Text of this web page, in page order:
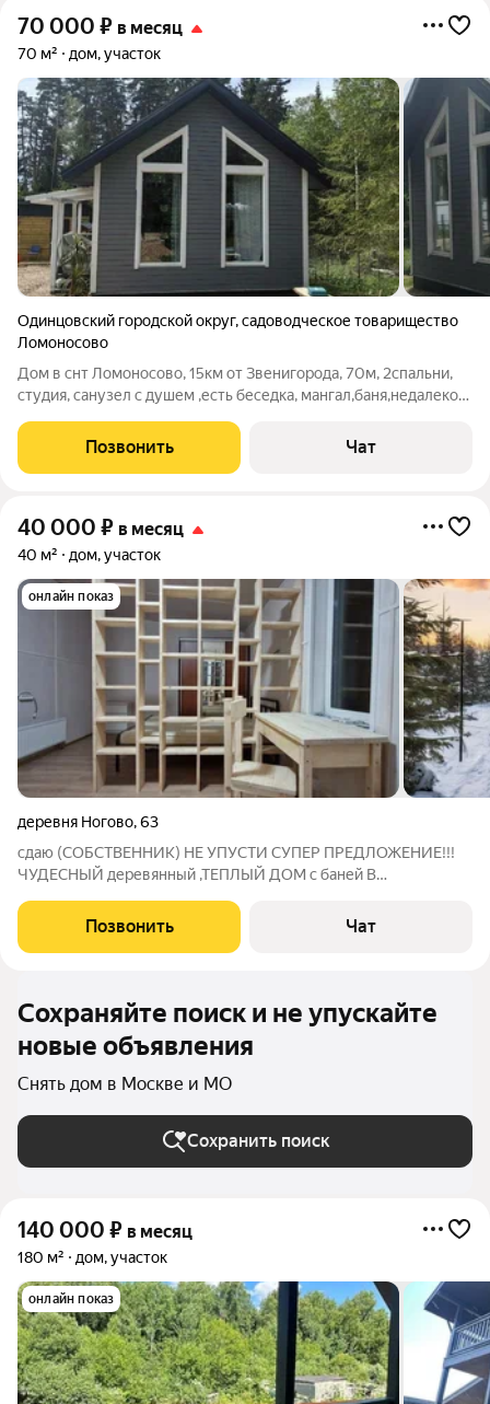
70 000 ₽ в месяц
70 м² дом, участок
Одинцовский городской округ,садоводческое товарищество
Ломоносово
Дом в снт Ломоносово, 15км от Звенигорода, 70м, 2спальни,
студия, санузел с душем ,есть беседка, мангал,баня,недалеко
короткий срок цена выше
Позвонить Чат
40 000 ₽ в месяц
40 м² дом, участок
онлайн показ
деревня Ногово,63
сдаю (СОБСТВЕННИК) НЕ УПУСТИ СУПЕР ПРЕДЛОЖЕНИЕ!!!
ЧУДЕСНЫЙ деревянный ,ТЕПЛЫЙ ДОМ с баней В
есть мелкая речка, природный родник, сам дом находится на
опушке лесного массива с комфортным удалением
Позвонить Чат
Сохраняйте поиск и не упускайте
новые объявления
Снять дом в Москве и МО
Сохранить поиск
140 000 ₽ в месяц
180 м² дом, участок
онлайн показ